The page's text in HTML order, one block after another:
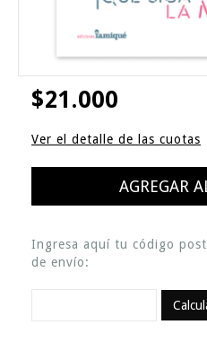
$21.000
Ver el detalle de las cuotas
Ingresa aquí tu código
de envío: